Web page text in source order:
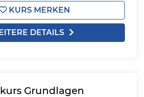
KURS MERKEN
DETAILS
Grundlagen